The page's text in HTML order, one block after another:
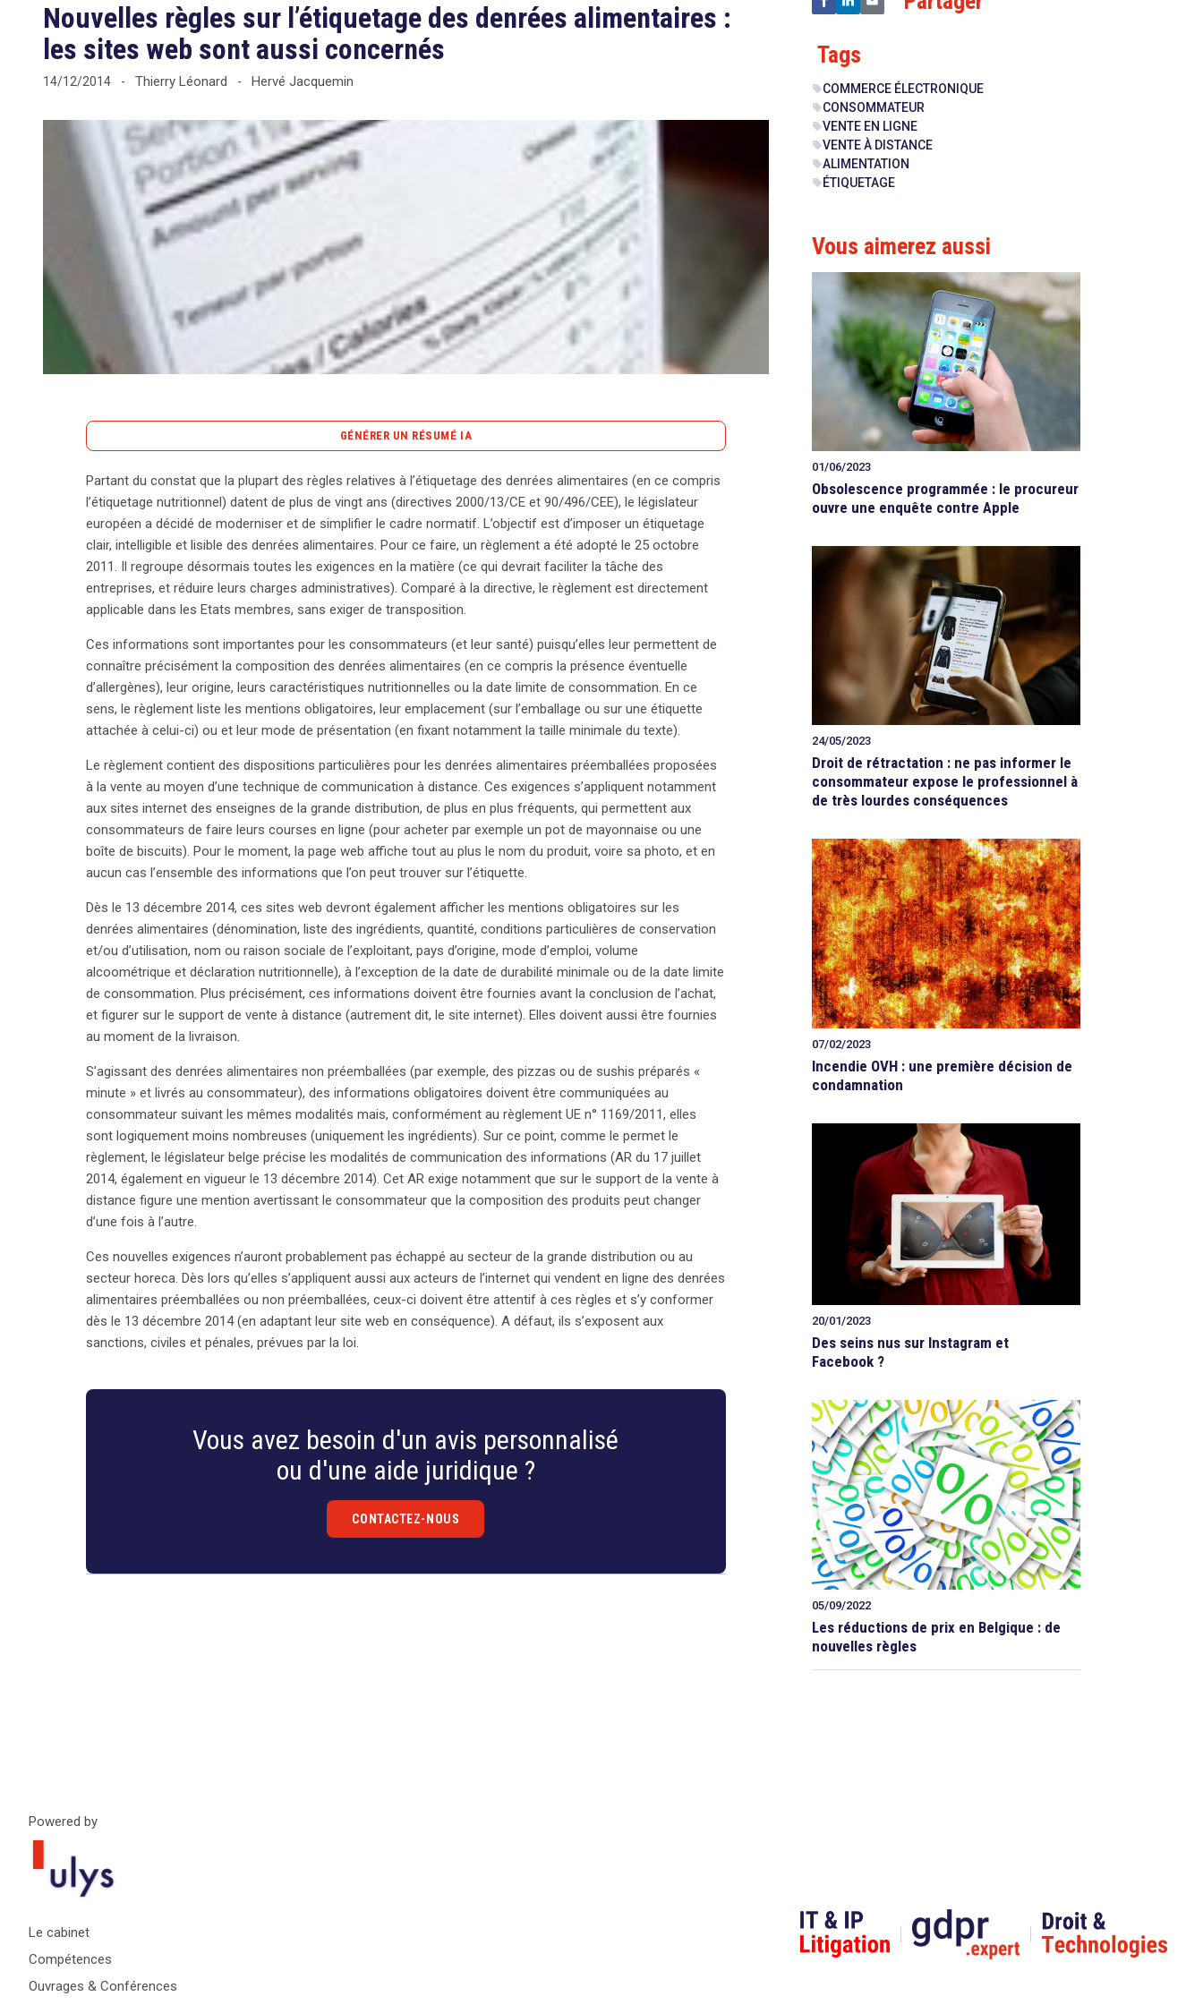
Nouvelles règles sur l’étiquetage des denrées alimentaires :
les sites web sont aussi concernés
14/12/2014 - Thierry Léonard - Hervé Jacquemin
GÉNÉRER UN RÉSUMÉ IA
L’étiquetage des denrées alimentaires en Europe fait l’objet d’une réforme majeure, initiée par le
législateur pour répondre aux évolutions des pratiques de consommation et aux exigences de
transparence. Le règlement adopté le 25 octobre 2011 vise à moderniser et simplifier les exigences
d’étiquetage, remplaçant des directives obsolètes. L’objectif est d’assurer une information claire,
lisible et intelligible pour le consommateur. Ce cadre normatif impose désormais des mentions
obligatoires sur l’emballage, telles que la liste des ingrédients, la date de péremption et la provenance
conformer à ces nouvelles exigences, affichant toutes les informations essentielles avant la
finalisation de l’achat. Cela inclut la dénomination du produit, les conditions de conservation et des
détails nutritionnels, garantissant ainsi que les consommateurs disposent de toutes les informations
nécessaires pour faire des choix éclairés. Pour les denrées non préemballées, les obligations sont
allégées, se limitant principalement aux ingrédients. Néanmoins, le respect de ces règles est crucial
pour les acteurs de la grande distribution et du secteur horeca, qui doivent adapter leur
communication en ligne pour éviter des sanctions. Ces changements visent à renforcer la protection
des consommateurs et à promouvoir une alimentation plus saine et responsable.
Partant du constat que la plupart des règles relatives à l’étiquetage des denrées alimentaires (en ce compris
l’étiquetage nutritionnel) datent de plus de vingt ans (directives 2000/13/CE et 90/496/CEE), le législateur
européen a décidé de moderniser et de simplifier le cadre normatif. L’objectif est d’imposer un étiquetage
clair, intelligible et lisible des denrées alimentaires. Pour ce faire, un règlement a été adopté le 25 octobre
2011. Il regroupe désormais toutes les exigences en la matière (ce qui devrait faciliter la tâche des
entreprises, et réduire leurs charges administratives). Comparé à la directive, le règlement est directement
applicable dans les Etats membres, sans exiger de transposition.
Ces informations sont importantes pour les consommateurs (et leur santé) puisqu’elles leur permettent de
connaître précisément la composition des denrées alimentaires (en ce compris la présence éventuelle
d’allergènes), leur origine, leurs caractéristiques nutritionnelles ou la date limite de consommation. En ce
sens, le règlement liste les mentions obligatoires, leur emplacement (sur l’emballage ou sur une étiquette
attachée à celui-ci) ou et leur mode de présentation (en fixant notamment la taille minimale du texte).
Le règlement contient des dispositions particulières pour les denrées alimentaires préemballées proposées
à la vente au moyen d’une technique de communication à distance. Ces exigences s’appliquent notamment
aux sites internet des enseignes de la grande distribution, de plus en plus fréquents, qui permettent aux
consommateurs de faire leurs courses en ligne (pour acheter par exemple un pot de mayonnaise ou une
boîte de biscuits). Pour le moment, la page web affiche tout au plus le nom du produit, voire sa photo, et en
aucun cas l’ensemble des informations que l’on peut trouver sur l’étiquette.
Dès le 13 décembre 2014, ces sites web devront également afficher les mentions obligatoires sur les
denrées alimentaires (dénomination, liste des ingrédients, quantité, conditions particulières de conservation
et/ou d’utilisation, nom ou raison sociale de l’exploitant, pays d’origine, mode d’emploi, volume
alcoométrique et déclaration nutritionnelle), à l’exception de la date de durabilité minimale ou de la date limite
de consommation. Plus précisément, ces informations doivent être fournies avant la conclusion de l’achat,
et figurer sur le support de vente à distance (autrement dit, le site internet). Elles doivent aussi être fournies
au moment de la livraison.
S’agissant des denrées alimentaires non préemballées (par exemple, des pizzas ou de sushis préparés «
minute » et livrés au consommateur), des informations obligatoires doivent être communiquées au
consommateur suivant les mêmes modalités mais, conformément au règlement UE n° 1169/2011, elles
sont logiquement moins nombreuses (uniquement les ingrédients). Sur ce point, comme le permet le
règlement, le législateur belge précise les modalités de communication des informations (AR du 17 juillet
2014, également en vigueur le 13 décembre 2014). Cet AR exige notamment que sur le support de la vente à
distance figure une mention avertissant le consommateur que la composition des produits peut changer
d’une fois à l’autre.
Ces nouvelles exigences n’auront probablement pas échappé au secteur de la grande distribution ou au
secteur horeca. Dès lors qu’elles s’appliquent aussi aux acteurs de l’internet qui vendent en ligne des denrées
alimentaires préemballées ou non préemballées, ceux-ci doivent être attentif à ces règles et s’y conformer
dès le 13 décembre 2014 (en adaptant leur site web en conséquence). A défaut, ils s’exposent aux
sanctions, civiles et pénales, prévues par la loi.
Vous avez besoin d'un avis personnalisé
ou d'une aide juridique ?
CONTACTEZ-NOUS
Tags
sellCOMMERCE ÉLECTRONIQUE
sellCONSOMMATEUR
sellVENTE EN LIGNE
sellVENTE À DISTANCE
sellALIMENTATION
sell ÉTIQUETAGE
Vous aimerez aussi
01/06/2023
Obsolescence programmée : le procureur
ouvre une enquête contre Apple
24/05/2023
Droit de rétractation : ne pas informer le
consommateur expose le professionnel à
de très lourdes conséquences
07/02/2023
Incendie OVH : une première décision de
condamnation
20/01/2023
Des seins nus sur Instagram et
Facebook ?
05/09/2022
Les réductions de prix en Belgique : de
nouvelles règles
search
Powered by
Le cabinet
Compétences
Ouvrages & Conférences